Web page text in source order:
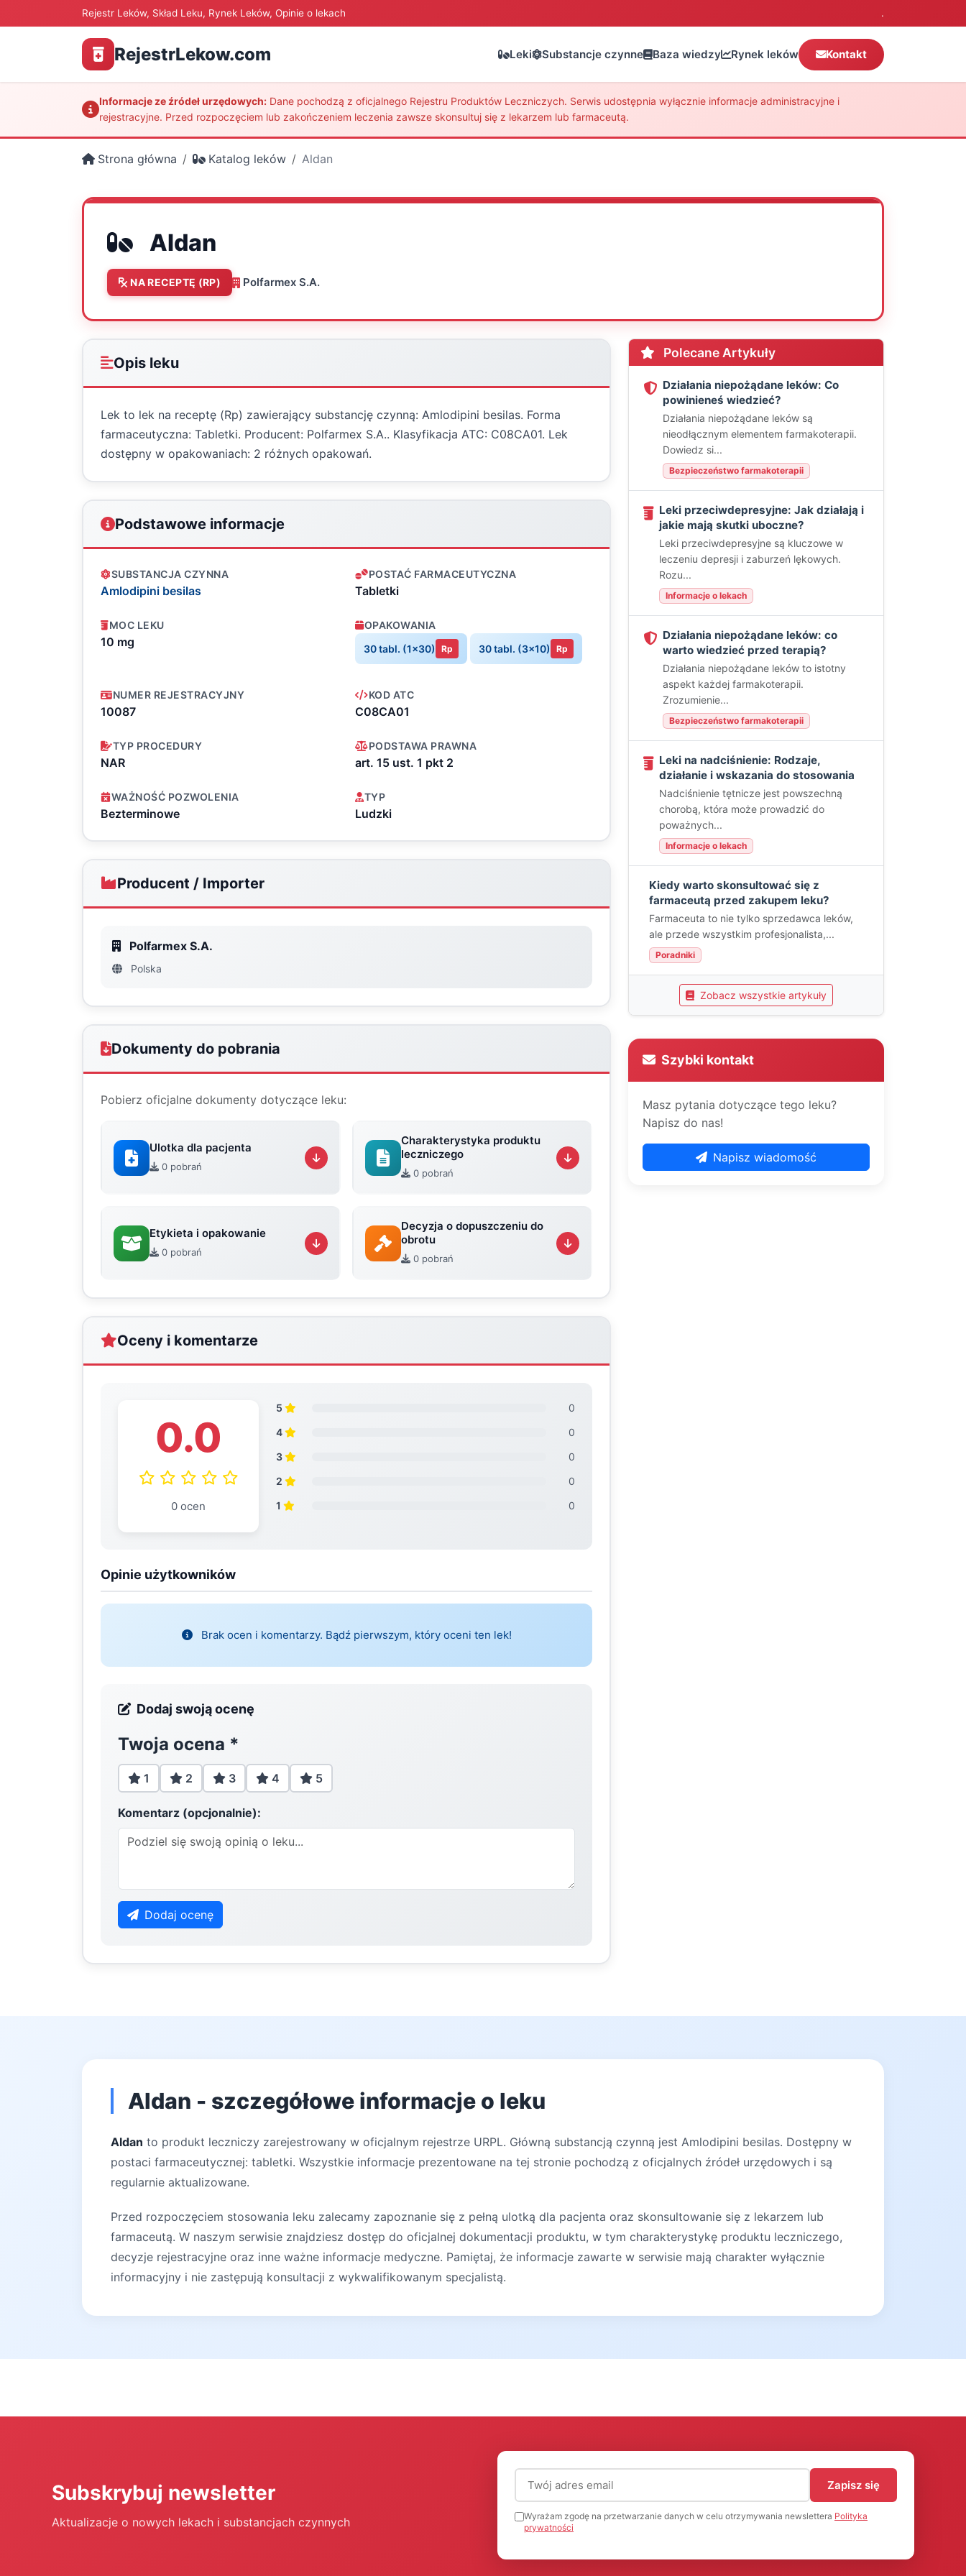
Rejestr Leków, Skład Leku, Rynek Leków, Opinie o lekach .
RejestrLekow.com Leki Substancje czynne Baza wiedzy Rynek leków Kontakt
Informacje ze źródeł urzędowych: Dane pochodzą z oficjalnego Rejestru Produktów Leczniczych. Serwis udostępnia wyłącznie informacje administracyjne i
rejestracyjne. Przed rozpoczęciem lub zakończeniem leczenia zawsze skonsultuj się z lekarzem lub farmaceutą.
Strona główna Katalog leków Aldan
Aldan
NA RECEPTĘ (RP) Polfarmex S.A.
Opis leku
Lek to lek na receptę (Rp) zawierający substancję czynną: Amlodipini besilas. Forma
farmaceutyczna: Tabletki. Producent: Polfarmex S.A.. Klasyfikacja ATC: C08CA01. Lek
dostępny w opakowaniach: 2 różnych opakowań.
Podstawowe informacje
SUBSTANCJA CZYNNA
Amlodipini besilas
POSTAĆ FARMACEUTYCZNA
Tabletki
MOC LEKU
10 mg
OPAKOWANIA
30 tabl. (1x30)
Rp 30 tabl. (3x10) Rp
NUMER REJESTRACYJNY
10087
KOD ATC
C08CA01
TYP PROCEDURY
NAR
PODSTAWA PRAWNA
art. 15 ust. 1 pkt 2
WAŻNOŚĆ POZWOLENIA
Bezterminowe
TYP
Ludzki
Producent / Importer
Polfarmex S.A.
Polska
Dokumenty do pobrania
Pobierz oficjalne dokumenty dotyczące leku:
Ulotka dla pacjenta
0 pobrań
Charakterystyka produktu
leczniczego
0 pobrań
Etykieta i opakowanie
0 pobrań
Decyzja o dopuszczeniu do
obrotu
0 pobrań
Oceny i komentarze
0.0
0 ocen
5
0
4
0
3
0
2
0
1
0
Opinie użytkowników
Brak ocen i komentarzy. Bądź pierwszym, który oceni ten lek!
Dodaj swoją ocenę
Twoja ocena *
1 2 3 4 5
Komentarz (opcjonalnie):
Dodaj ocenę
Polecane Artykuły
Działania niepożądane leków: Co
powinieneś wiedzieć?
Działania niepożądane leków są
nieodłącznym elementem farmakoterapii.
Dowiedz si...
Bezpieczeństwo farmakoterapii
Leki przeciwdepresyjne: Jak działają i
jakie mają skutki uboczne?
Leki przeciwdepresyjne są kluczowe w
leczeniu depresji i zaburzeń lękowych.
Rozu...
Informacje o lekach
Działania niepożądane leków: co
warto wiedzieć przed terapią?
Działania niepożądane leków to istotny
aspekt każdej farmakoterapii.
Zrozumienie...
Bezpieczeństwo farmakoterapii
Leki na nadciśnienie: Rodzaje,
działanie i wskazania do stosowania
Nadciśnienie tętnicze jest powszechną
chorobą, która może prowadzić do
poważnych...
Informacje o lekach
Kiedy warto skonsultować się z
farmaceutą przed zakupem leku?
Farmaceuta to nie tylko sprzedawca leków,
ale przede wszystkim profesjonalista,...
Poradniki
Zobacz wszystkie artykuły
Szybki kontakt
Masz pytania dotyczące tego leku?
Napisz do nas!
Napisz wiadomość
Aldan - szczegółowe informacje o leku
Aldan to produkt leczniczy zarejestrowany w oficjalnym rejestrze URPL. Główną substancją czynną jest Amlodipini besilas. Dostępny w
postaci farmaceutycznej: tabletki. Wszystkie informacje prezentowane na tej stronie pochodzą z oficjalnych źródeł urzędowych i są
regularnie aktualizowane.
Przed rozpoczęciem stosowania leku zalecamy zapoznanie się z pełną ulotką dla pacjenta oraz skonsultowanie się z lekarzem lub
farmaceutą. W naszym serwisie znajdziesz dostęp do oficjalnej dokumentacji produktu, w tym charakterystykę produktu leczniczego,
decyzje rejestracyjne oraz inne ważne informacje medyczne. Pamiętaj, że informacje zawarte w serwisie mają charakter wyłącznie
informacyjny i nie zastępują konsultacji z wykwalifikowanym specjalistą.
Subskrybuj newsletter
Aktualizacje o nowych lekach i substancjach czynnych
Adres email (wymagany)
Zapisz się
Wyrażam zgodę na przetwarzanie danych w celu otrzymywania newslettera Polityka
prywatności